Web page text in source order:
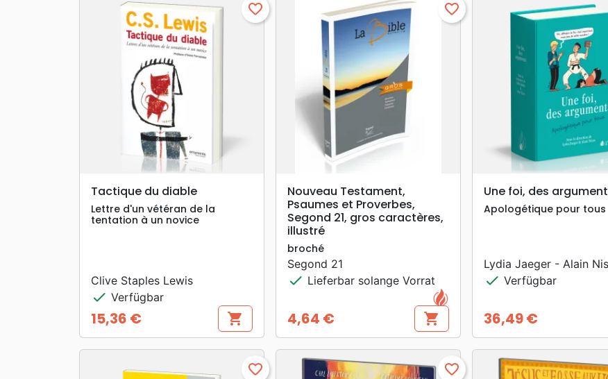
searchVORSCHAU
favorite_border
Tactique du diable
Lettre d'un vétéran de la
tentation à un novice
Clive Staples Lewis
check Verfügbar
Preis
15,36 € shopping_cart
searchVORSCHAU
favorite_border
Nouveau Testament,
Psaumes et Proverbes,
Segond 21, gros caractères,
illustré
broché
Segond 21
check Lieferbar solange Vorrat
Preis
4,64 € shopping_cart
search VORSCHAU
Une foi, des
Apologétique pour tous
Lydia Jaeger - Alain
check Verfügbar
Preis
36,49 €
favorite_border favorite_border